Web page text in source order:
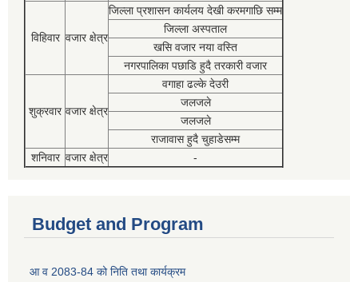
विहिवार वजार क्षेत्र
जिल्ला प्रशासन कार्यलय देखी करमगाछि सम्म
जिल्ला अस्पताल
खसि वजार नया वस्ति
नगरपालिका पछाडि हुदै तरकारी वजार
शुक्रवार वजार क्षेत्र
वगाहा ढल्के देउरी
जलजले
जलजले
राजावास हुदै चुहाडेसम्म
शनिवार वजार क्षेत्र -
Budget and Program
आ व 2083-84 को निति तथा कार्यक्रम